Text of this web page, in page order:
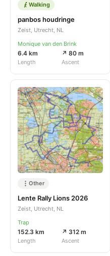
Walking
panbos houdringe
Zeist, Utrecht, NL
Monique van den Brink
6.4 km
Length
↗ 80 m
Ascent
Other
Lente Rally Lions 2026
Zeist, Utrecht, NL
Trap
152.3 km
Length
↗ 312 m
Ascent